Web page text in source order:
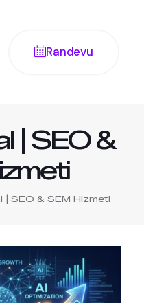
Randevu
| SEO &
| SEO & SEM Hizmeti